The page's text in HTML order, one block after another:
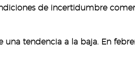
de incertidumbre
tendencia a la baja. En